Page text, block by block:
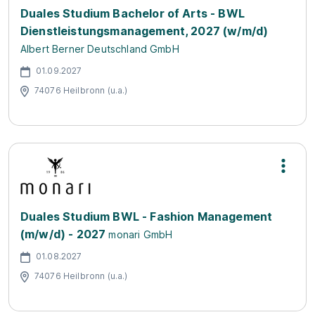
Duales Studium Bachelor of Arts - BWL
Dienstleistungsmanagement, 2027 (w/m/d)
Albert Berner Deutschland GmbH
01.09.2027
74076 Heilbronn (u.a.)
Duales Studium BWL - Fashion Management
(m/w/d) - 2027 monari GmbH
01.08.2027
74076 Heilbronn (u.a.)